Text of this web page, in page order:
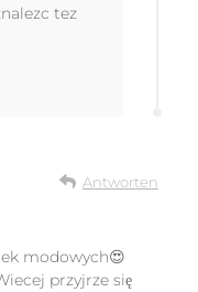
tez
Antworten
modowych😍
przyjrze się